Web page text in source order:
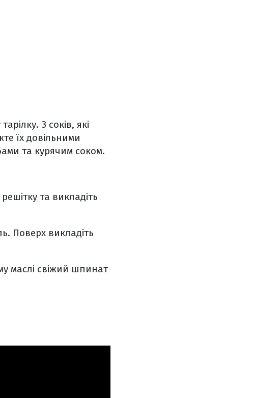
З соків, які
їх довільними
та курячим соком.
та викладіть
Поверх викладіть
маслі свіжий шпинат